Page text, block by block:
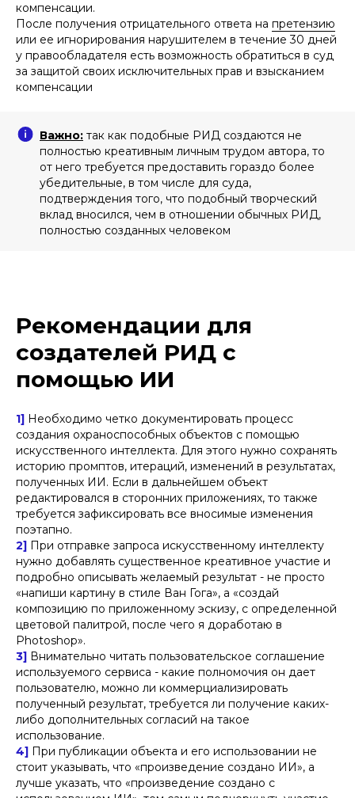
компенсации.
После получения отрицательного ответа на претензию
или ее игнорирования нарушителем в течение 30 дней
у правообладателя есть возможность обратиться в суд
за защитой своих исключительных прав и взысканием
компенсации
Важно: так как подобные РИД создаются не
полностью креативным личным трудом автора, то
от него требуется предоставить гораздо более
убедительные, в том числе для суда,
подтверждения того, что подобный творческий
вклад вносился, чем в отношении обычных РИД,
полностью созданных человеком
Рекомендации для
создателей РИД с
помощью ИИ
1] Необходимо четко документировать процесс
создания охраноспособных объектов с помощью
искусственного интеллекта. Для этого нужно сохранять
историю промптов, итераций, изменений в результатах,
полученных ИИ. Если в дальнейшем объект
редактировался в сторонних приложениях, то также
требуется зафиксировать все вносимые изменения
поэтапно.
2] При отправке запроса искусственному интеллекту
нужно добавлять существенное креативное участие и
подробно описывать желаемый результат - не просто
«напиши картину в стиле Ван Гога», а «создай
композицию по приложенному эскизу, с определенной
цветовой палитрой, после чего я доработаю в
Photoshop».
3] Внимательно читать пользовательское соглашение
используемого сервиса - какие полномочия он дает
пользователю, можно ли коммерциализировать
полученный результат, требуется ли получение каких-
либо дополнительных согласий на такое
использование.
4] При публикации объекта и его использовании не
стоит указывать, что «произведение создано ИИ», а
лучше указать, что «произведение создано с
ПОДПИШИТЕСЬ НА НАШУ
РАССЫЛКУ ВАЖНЫХ
ЮРИДИЧЕСКИХ НОВОСТЕЙ
Подписаться на рассылку
Объясняем без «воды» и даем
рекомендации, что нужно делать
даете
данных в соответствии сполитикой обработки
персональных данных